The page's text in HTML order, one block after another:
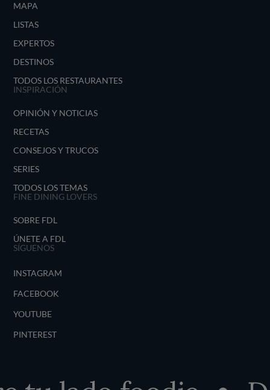
MAPA
LISTAS
EXPERTOS
DESTINOS
TODOS LOS RESTAURANTES
INSPIRACIÓN
OPINIÓN Y NOTICIAS
RECETAS
CONSEJOS Y TRUCOS
SERIES
TODOS LOS TEMAS
FINE DINING LOVERS
SOBRE FDL
ÚNETE A FDL
SÍGUENOS
INSTAGRAM
FACEBOOK
YOUTUBE
PINTEREST